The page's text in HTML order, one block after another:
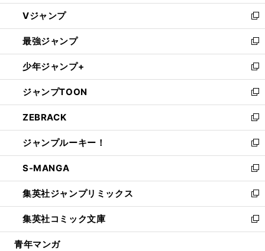
ウ
ィ
ン
ド
ウ
で
開
く
し
い
ウ
ィ
ン
ド
ウ
で
開
く
Vジャンプ
新
し
い
ウ
ィ
ン
ド
ウ
で
開
く
最強ジャンプ
新
し
い
ウ
ィ
ン
ド
ウ
で
開
く
少年ジャンプ+
新
し
い
ウ
ィ
ン
ド
ウ
で
開
く
ジャンプTOON
新
し
い
ウ
ィ
ン
ド
ウ
で
開
く
ZEBRACK
新
し
い
ウ
ィ
ン
ド
ウ
で
開
ジャンプルーキー！
新
し
い
ウ
ィ
ン
ド
ウ
S-MANGA
新
し
い
ウ
ィ
ン
集英社ジャンプリミックス
新
し
い
ウ
集英社コミック文庫
新
し
青年マンガ